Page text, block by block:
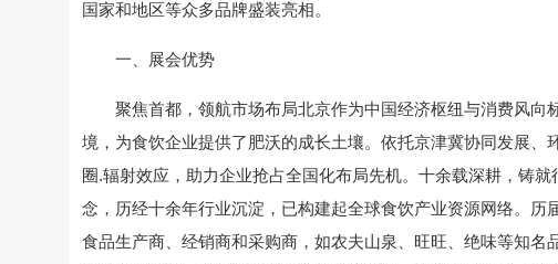
国家和地区等众多品牌盛装亮相。
一、展会优势
聚焦首都，领航市场布局北京作为中国经济枢纽与消费风
境，为食饮企业提供了肥沃的成长土壤。依托京津冀协同发展
圈.辐射效应，助力企业抢占全国化布局先机。十余载深耕，铸
念，历经十余年行业沉淀，已构建起全球食饮产业资源网络。
食品生产商、经销商和采购商，如农夫山泉、旺旺、绝味等知